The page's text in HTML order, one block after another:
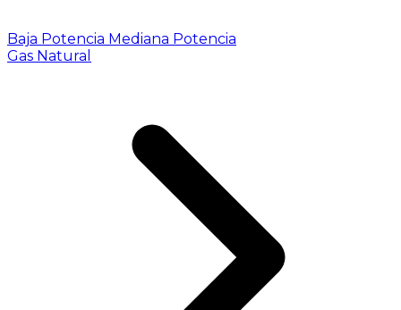
Baja Potencia Mediana Potencia
Gas Natural